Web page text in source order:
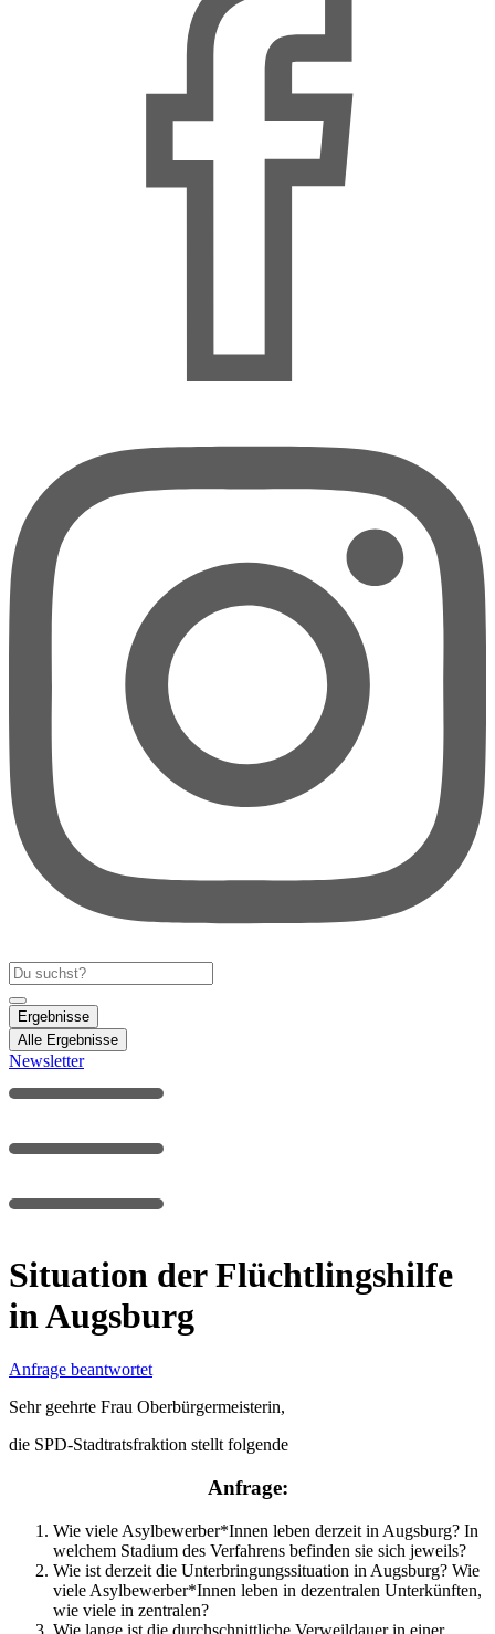
Search
...
Ergebnisse
Alle Ergebnisse
Newsletter
Situation der Flüchtlingshilfe
in Augsburg
Anfrage beantwortet
Sehr geehrte Frau Oberbürgermeisterin,
die SPD-Stadtratsfraktion stellt folgende
Anfrage:
Wie viele Asylbewerber*Innen leben derzeit in Augsburg? In
welchem Stadium des Verfahrens befinden sie sich jeweils?
Wie ist derzeit die Unterbringungssituation in Augsburg? Wie
viele Asylbewerber*Innen leben in dezentralen Unterkünften,
wie viele in zentralen?
Wie lange ist die durchschnittliche Verweildauer in einer